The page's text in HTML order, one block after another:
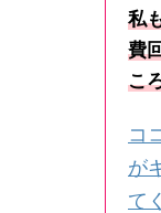
私
費
こ
コ
が
て